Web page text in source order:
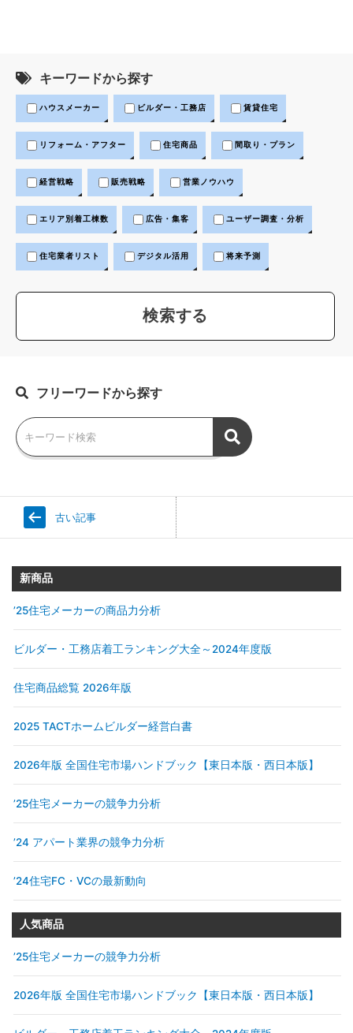
キーワードから探す
ハウスメーカー ビルダー・工務店 賃貸住宅
リフォーム・アフター 住宅商品 間取り・プラン
経営戦略 販売戦略 営業ノウハウ
エリア別着工棟数 広告・集客 ユーザー調査・分析
住宅業者リスト デジタル活用 将来予測
フリーワードから探す
古い記事
新商品
’25住宅メーカーの商品力分析
ビルダー・工務店着工ランキング大全～2024年度版
住宅商品総覧 2026年版
2025 TACTホームビルダー経営白書
2026年版 全国住宅市場ハンドブック【東日本版・西日本版】
’25住宅メーカーの競争力分析
’24 アパート業界の競争力分析
’24住宅FC・VCの最新動向
人気商品
’25住宅メーカーの競争力分析
2026年版 全国住宅市場ハンドブック【東日本版・西日本版】